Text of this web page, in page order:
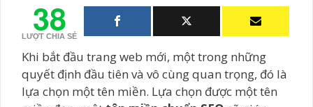
38
LƯỢT CHIA SẺ
Khi bắt đầu trang web mới, một trong những
quyết định đầu tiên và vô cùng quan trọng, đó là
lựa chọn một tên miền. Lựa chọn được một tên